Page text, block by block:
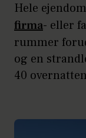
Hele
firma- eller
rummer
og en
40